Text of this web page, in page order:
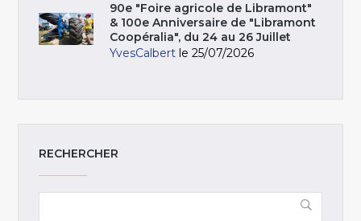
90e "Foire agricole de Libramont"
& 100e Anniversaire de "Libramont
Coopéralia", du 24 au 26 Juillet
YvesCalbert le 25/07/2026
RECHERCHER